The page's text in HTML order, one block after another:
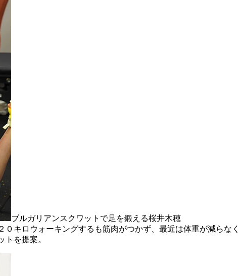
ブルガリアンスクワットで足を鍛える桜井木穂
キロウォーキングするも筋肉がつかず、最近は体重が減ら
トを提案。